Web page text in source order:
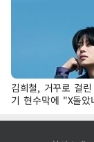
김희철, 거꾸로 걸
기 현수막에 "X돌았